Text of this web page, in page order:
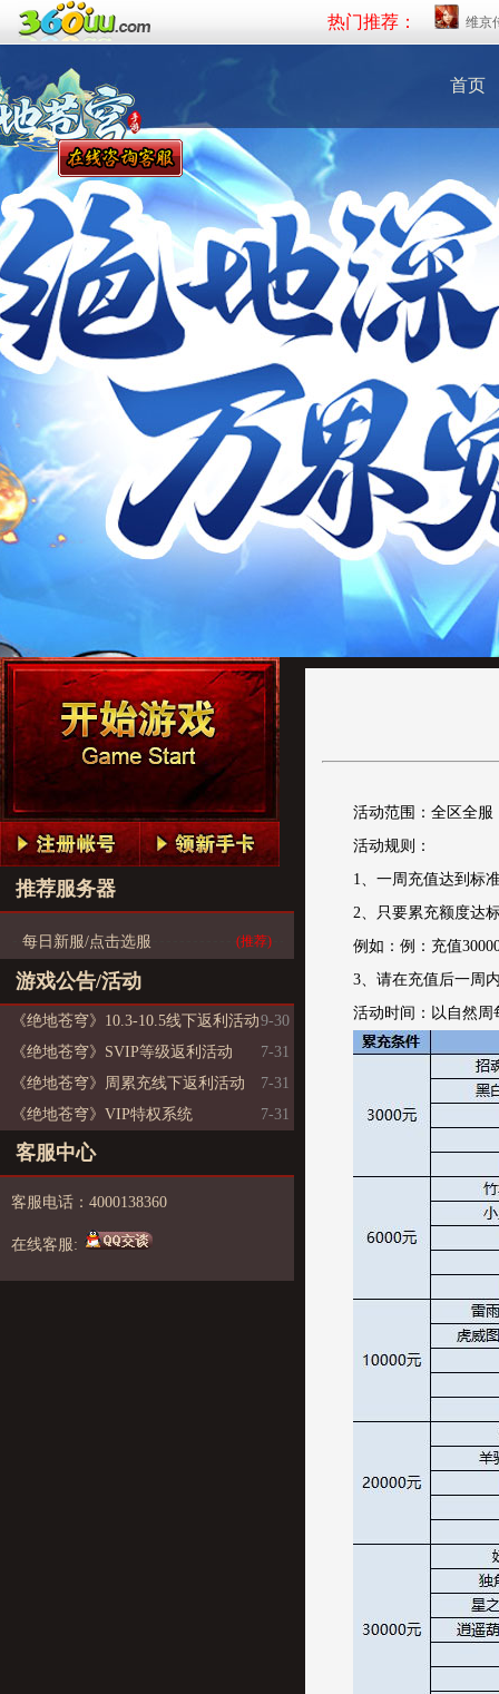
热门推荐： 维京
首页
推荐服务器
每日新服/点击选服 (推荐)
游戏公告/活动
《绝地苍穹》10.3-10.5线下返利活动9-30
《绝地苍穹》SVIP等级返利活动
7-31
《绝地苍穹》周累充线下返利活动
7-31
《绝地苍穹》VIP特权系统
7-31
客服中心
客服电话：4000138360
在线客服:
活动范围：全区全服
活动规则：
1、一周充值达到标
2、只要累充额度达
例如：例：充值
3、请在充值后一周
活动时间：以自然周